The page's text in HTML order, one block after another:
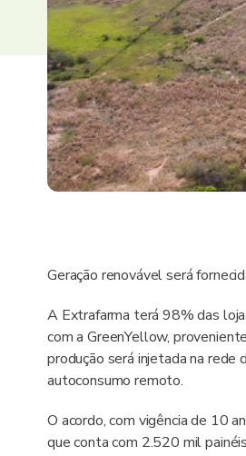
Geração renovável será
A Extrafarma terá 98% das
com a GreenYellow,
produção será injetada na rede
autoconsumo remoto.
O acordo, com vigência de 10
que conta com 2.520 mil